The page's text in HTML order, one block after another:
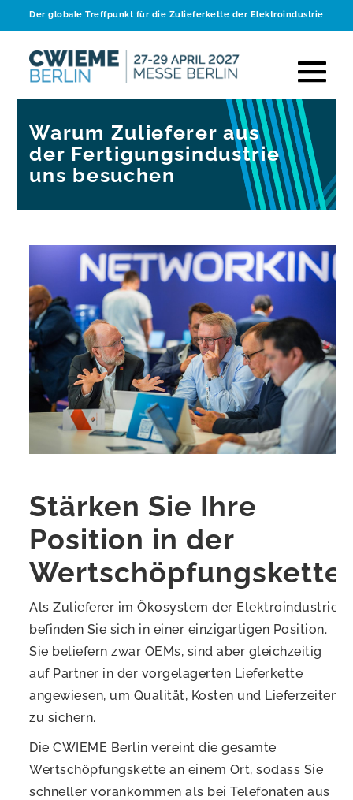
Der globale Treffpunkt für die Zulieferkette der Elektroindustrie
Warum Zulieferer aus
der Fertigungsindustrie
uns besuchen
Stärken Sie Ihre
Position in der
Wertschöpfungskette
Als Zulieferer im Ökosystem der Elektroindustrie
befinden Sie sich in einer einzigartigen Position.
Sie beliefern zwar OEMs, sind aber gleichzeitig
auf Partner in der vorgelagerten Lieferkette
angewiesen, um Qualität, Kosten und Lieferzeiten
zu sichern.
Die CWIEME Berlin vereint die gesamte
Wertschöpfungskette an einem Ort, sodass Sie
schneller vorankommen als bei Telefonaten aus